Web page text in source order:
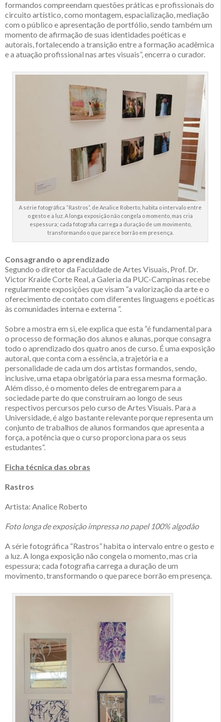
formandos compreendam questões práticas e profissionais do
circuito artístico, como montagem, espacialização, mediação
com o público e apresentação de portfólio, sendo também um
momento de afirmação de suas identidades poéticas e
autorais, fortalecendo a transição entre a formação acadêmica
e a atuação profissional nas artes visuais”, encerra o curador.
A série fotográfica “Rastros”, de Analice Roberto, habita o intervalo entre
o gesto e a luz. A longa exposição não congela o momento, mas cria
espessura; cada fotografia carrega a duração de um movimento,
transformando o que parece borrão em presença.
Consagrando o aprendizado
Segundo o diretor da Faculdade de Artes Visuais, Prof. Dr.
Victor Kraide Corte Real, a Galeria da PUC-Campinas recebe
regularmente exposições que visam “a valorização da arte e o
oferecimento de contato com diferentes linguagens e poéticas
às comunidades interna e externa ”.
Sobre a mostra em si, ele explica que esta “é fundamental para
o processo de formação dos alunos e alunas, porque consagra
todo o aprendizado dos quatro anos de curso. É uma exposição
autoral, que conta com a essência, a trajetória e a
personalidade de cada um dos artistas formandos, sendo,
inclusive, uma etapa obrigatória para essa mesma formação.
Além disso, é o momento deles de entregarem para a
sociedade parte do que construíram ao longo de seus
respectivos percursos pelo curso de Artes Visuais. Para a
Universidade, é algo bastante relevante porque representa um
conjunto de trabalhos de alunos formandos que apresenta a
força, a potência que o curso proporciona para os seus
estudantes”.
Ficha técnica das obras
Rastros
Artista: Analice Roberto
Foto longa de exposição impressa no papel 100% algodão
A série fotográfica “Rastros” habita o intervalo entre o gesto e
a luz. A longa exposição não congela o momento, mas cria
espessura; cada fotografia carrega a duração de um
movimento, transformando o que parece borrão em presença.